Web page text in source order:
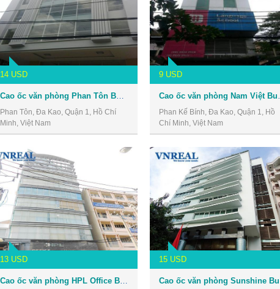
14 USD
Phan Tôn, Đa Kao, Quận 1, Hồ Chí
Minh, Việt Nam
9 USD
Phan Kế Bính, Đa Kao, Quận 1, Hồ
Chí Minh, Việt Nam
13 USD 15 USD